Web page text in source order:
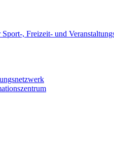
, Freizeit- und